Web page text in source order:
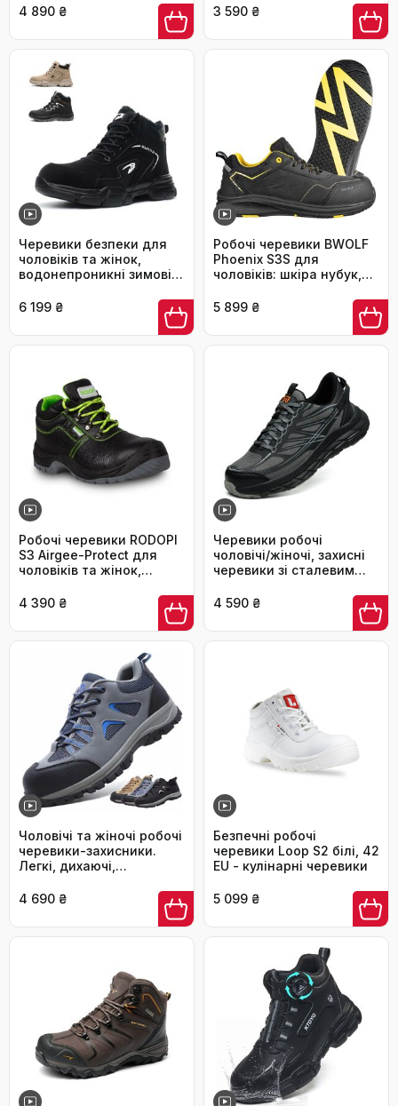
неслизькі, захисні
черевики, 42 EU, зелені.
4 890 ₴
сталевою захисною
неслизькі, розміри EU
37-46, колір: коричневий
3 590 ₴
Черевики безпеки для
чоловіків та жінок,
водонепроникні зимові
металевим носком,
6 199 ₴
Робочі черевики BWOLF
Phoenix S3S для
чоловіків: шкіра нубук,
антиковзаючі, чорні, 38
5 899 ₴
Робочі черевики RODOPI
S3 Airgee-Protect для
чоловіків та жінок,
черевики EN ISO
капок, чорно-зелені
4 390 ₴
Черевики робочі
чоловічі/жіночі, захисні
черевики зі сталевим
дихаючі, розмір EU 37-
4 590 ₴
Чоловічі та жіночі робочі
черевики-захисники.
Легкі, дихаючі,
підноском. Сірий, синій,
4 690 ₴
Безпечні робочі
черевики Loop S2 білі, 42
EU - кулінарні черевики
5 099 ₴